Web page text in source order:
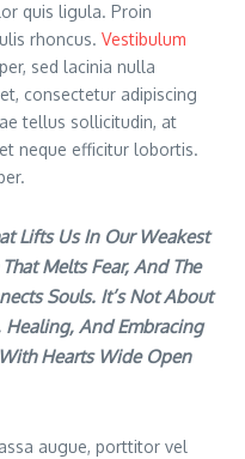
quis ligula. Proin
rhoncus. Vestibulum
sed lacinia nulla
consectetur adipiscing
tellus sollicitudin, at
neque efficitur lobortis.
Lifts Us In Our Weakest
Melts Fear, And The
Souls. It’s Not About
And Embracing
Hearts Wide Open
augue, porttitor vel